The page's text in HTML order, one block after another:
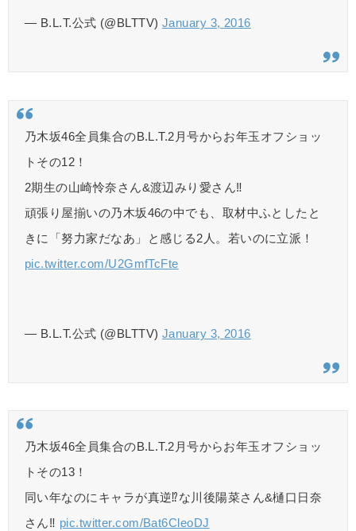
— B.L.T.公式 (@BLTTV)January 3, 2016
乃木坂46全員集合のB.L.T.2月号からお年玉オフショッ
トその12！
2期生の山崎怜奈さん&渡辺みり愛さん‼︎
頑張り屋揃いの乃木坂46の中でも、取材中ふとしたと
きに「努力家だなあ」と感じる2人。若いのに立派！
pic.twitter.com/U2GmfTcFte
— B.L.T.公式 (@BLTTV)January 3, 2016
乃木坂46全員集合のB.L.T.2月号からお年玉オフショッ
トその13！
同い年なのにキャラが真逆⁉︎な川後陽菜さん&樋口日奈
さん‼︎ pic.twitter.com/Bat6CleoDJ